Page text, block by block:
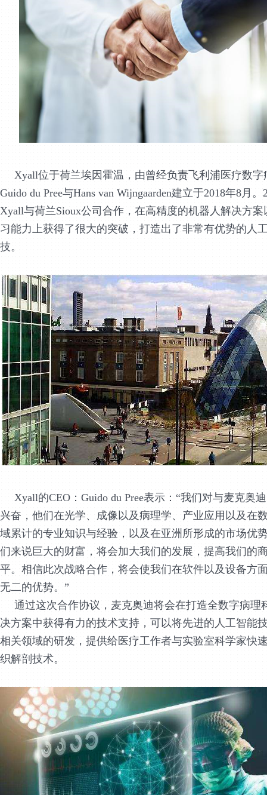
Xyall位于荷兰埃因霍温，由曾经负责飞利浦医疗数字
Guido du Pree与Hans van Wijngaarden建立于2018年8月。
Xyall与荷兰Sioux公司合作，在高精度的机器人解决方案
习能力上获得了很大的突破，打造出了非常有优势的人
技。
Xyall的CEO：Guido du Pree表示 ：“我们对与麦克奥
兴奋，他们在光学、成像以及病理学、产业应用以及在
域累计的专业知识与经验，以及在亚洲所形成的市场优
们来说巨大的财富，将会加大我们的发展，提高我们的
平。相信此次战略合作，将会使我们在软件以及设备方
无二的优势。”
通过这次合作协议，麦克奥迪将会在打造全数字病理
决方案中获得有力的技术支持，可以将先进的人工智能
相关领域的研发，提供给医疗工作者与实验室科学家快
织解剖技术。